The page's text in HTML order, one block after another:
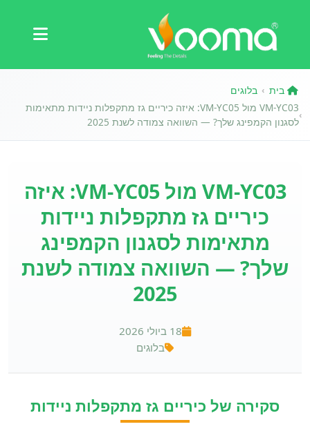
תעודות
מקרה בוחן
בית › בלוגים
›
VM-YC03 מול VM-YC05: איזה כיריים גז מתקפלות ניידות מתאימות
לסגנון הקמפינג שלך? — השוואה צמודה לשנת 2025
VM-YC03 מול VM-YC05: איזה
כיריים גז מתקפלות ניידות
מתאימות לסגנון הקמפינג
שלך? — השוואה צמודה לשנת
2025
18 ביולי 2026
בלוגים
סקירה של כיריים גז מתקפלות ניידות